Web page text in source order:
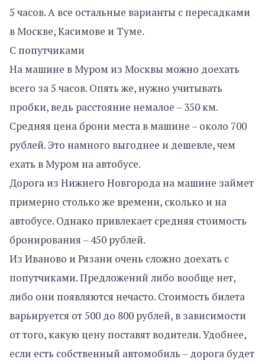
5 часов. А все остальные варианты с пересадками
в Москве, Касимове и Туме.
С попутчиками
На машине в Муром из Москвы можно доехать
всего за 5 часов. Опять же, нужно учитывать
пробки, ведь расстояние немалое – 350 км.
Средняя цена брони места в машине – около 700
рублей. Это намного выгоднее и дешевле, чем
ехать в Муром на автобусе.
Дорога из Нижнего Новгорода на машине займет
примерно столько же времени, сколько и на
автобусе. Однако привлекает средняя стоимость
бронирования – 450 рублей.
Из Иваново и Рязани очень сложно доехать с
попутчиками. Предложений либо вообще нет,
либо они появляются нечасто. Стоимость билета
варьируется от 500 до 800 рублей, в зависимости
от того, какую цену поставят водители. Удобнее,
если есть собственный автомобиль – дорога будет